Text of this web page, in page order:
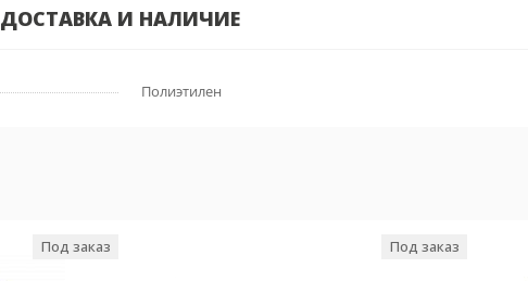
ДОСТАВКА И НАЛИЧИЕ
Полиэтилен
Под заказ Под заказ